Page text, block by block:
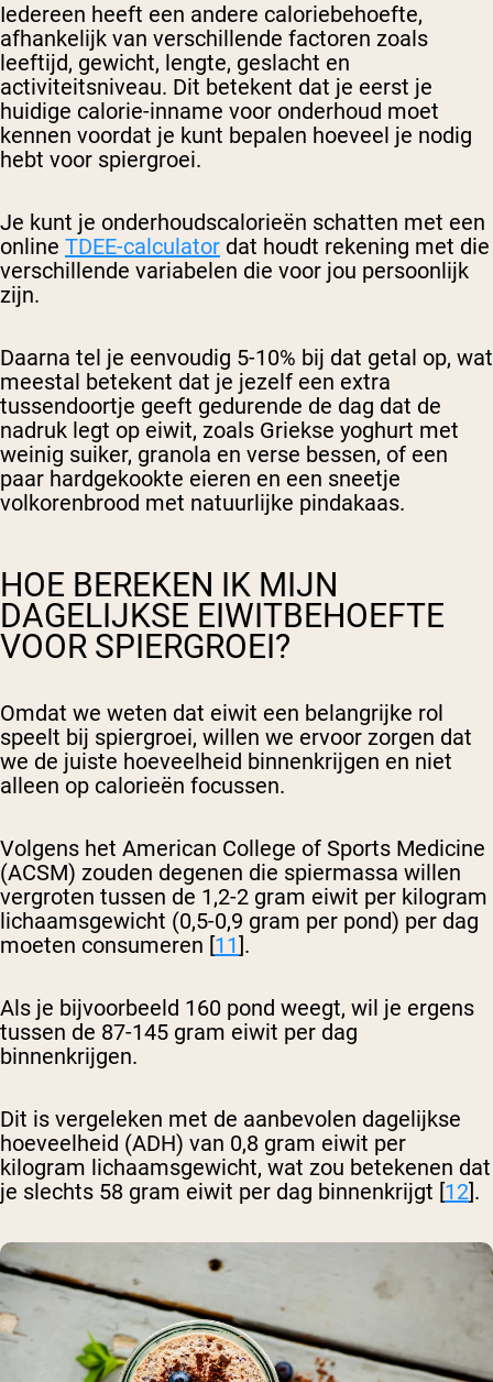
Iedereen heeft een andere caloriebehoefte,
afhankelijk van verschillende factoren zoals
leeftijd, gewicht, lengte, geslacht en
activiteitsniveau. Dit betekent dat je eerst je
huidige calorie-inname voor onderhoud moet
kennen voordat je kunt bepalen hoeveel je nodig
hebt voor spiergroei.
Je kunt je onderhoudscalorieën schatten met een
online TDEE-calculator dat houdt rekening met die
verschillende variabelen die voor jou persoonlijk
zijn.
Daarna tel je eenvoudig 5-10% bij dat getal op, wat
meestal betekent dat je jezelf een extra
tussendoortje geeft gedurende de dag dat de
nadruk legt op eiwit, zoals Griekse yoghurt met
weinig suiker, granola en verse bessen, of een
paar hardgekookte eieren en een sneetje
volkorenbrood met natuurlijke pindakaas.
HOE BEREKEN IK MIJN
DAGELIJKSE EIWITBEHOEFTE
VOOR SPIERGROEI?
Omdat we weten dat eiwit een belangrijke rol
speelt bij spiergroei, willen we ervoor zorgen dat
we de juiste hoeveelheid binnenkrijgen en niet
alleen op calorieën focussen.
Volgens het American College of Sports Medicine
(ACSM) zouden degenen die spiermassa willen
vergroten tussen de 1,2-2 gram eiwit per kilogram
lichaamsgewicht (0,5-0,9 gram per pond) per dag
moeten consumeren [11].
Als je bijvoorbeeld 160 pond weegt, wil je ergens
tussen de 87-145 gram eiwit per dag
binnenkrijgen.
Dit is vergeleken met de aanbevolen dagelijkse
hoeveelheid (ADH) van 0,8 gram eiwit per
kilogram lichaamsgewicht, wat zou betekenen dat
je slechts 58 gram eiwit per dag binnenkrijgt [12].